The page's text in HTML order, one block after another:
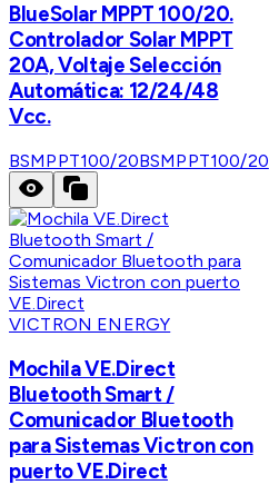
BlueSolar MPPT 100/20.
Controlador Solar MPPT
20A, Voltaje Selección
Automática: 12/24/48
Vcc.
BSMPPT100/20BSMPPT100/20
VICTRON ENERGY
Mochila VE.Direct
Bluetooth Smart /
Comunicador Bluetooth
para Sistemas Victron con
puerto VE.Direct